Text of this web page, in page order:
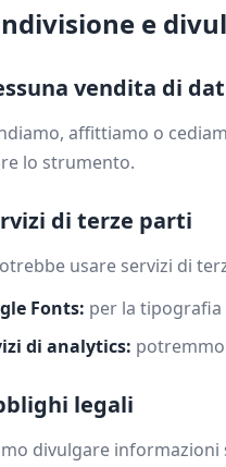
e
vendita di
affittiamo o
lo strumento.
di terze parti
usare servizi di
Fonts: per la tipografia
di analytics:
legali
divulgare informazioni